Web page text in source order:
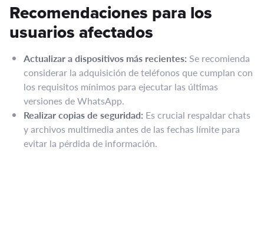
Recomendaciones para los
usuarios afectados
Actualizar a dispositivos más recientes: Se recomienda
considerar la adquisición de teléfonos que cumplan con
los requisitos mínimos para ejecutar las últimas
versiones de WhatsApp. ​
Realizar copias de seguridad: Es crucial respaldar chats
y archivos multimedia antes de las fechas límite para
evitar la pérdida de información.